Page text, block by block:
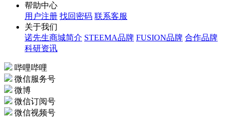
帮助中心
用户注册 找回密码 联系客服
关于我们
诺先生商城简介 STEEMA品牌 FUSION品牌 合作品牌
科研资讯
哔哩哔哩
微信服务号
微博
微信订阅号
微信视频号